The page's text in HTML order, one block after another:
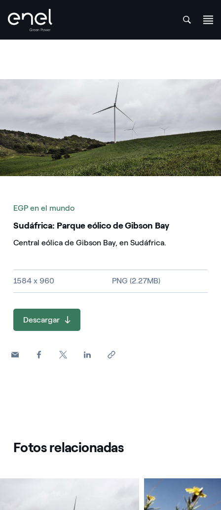
EGP en el mundo
Sudáfrica: Parque eólico de Gibson Bay
Central eólica de Gibson Bay, en Sudáfrica.
Tamaño de la imagen y tipo de fichero
1584 x 960 PNG (2.27MB)
Descargar
Fotos relacionadas
Sudáfrica: Central